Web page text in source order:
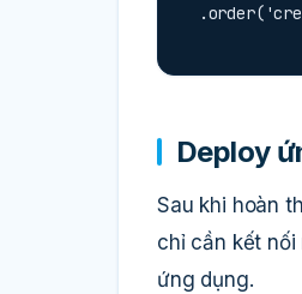
Deploy
Sau khi hoàn
chỉ cần kết
ứng dụng.